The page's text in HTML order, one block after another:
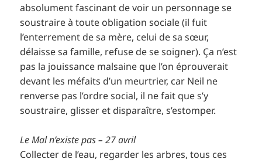
absolument fascinant de voir un personnage se
soustraire à toute obligation sociale (il fuit
l’enterrement de sa mère, celui de sa sœur,
délaisse sa famille, refuse de se soigner). Ça n’est
pas la jouissance malsaine que l’on éprouverait
devant les méfaits d’un meurtrier, car Neil ne
renverse pas l’ordre social, il ne fait que s’y
soustraire, glisser et disparaître, s’estomper.
Le Mal n’existe pas – 27 avril
Collecter de l’eau, regarder les arbres, tous ces